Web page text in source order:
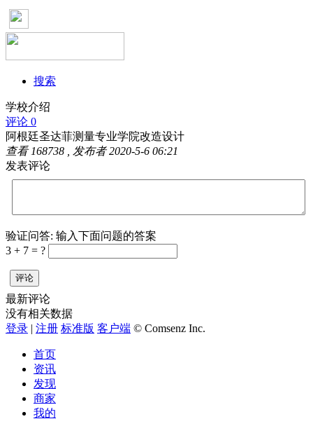
搜索
学校介绍
评论 0
阿根廷圣达菲测量专业学院改造设计
查看 168738 , 发布者2020-5-6 06:21
发表评论
验证问答: 输入下面问题的答案
3 + 7 = ?
评论
最新评论
没有相关数据
登录 | 注册 标准版 客户端 © Comsenz Inc.
首页
资讯
发现
商家
我的